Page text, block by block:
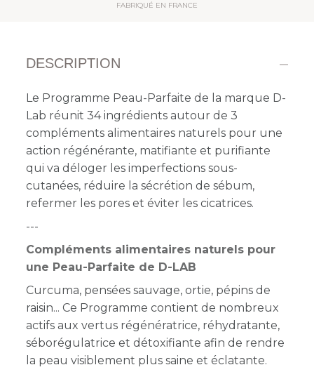
FABRIQUÉ EN FRANCE
DESCRIPTION
Le Programme Peau-Parfaite de la marque D-
Lab réunit 34 ingrédients autour de 3
compléments alimentaires naturels pour une
action régénérante, matifiante et purifiante
qui va déloger les imperfections sous-
cutanées, réduire la sécrétion de sébum,
refermer les pores et éviter les cicatrices.
---
Compléments alimentaires naturels pour
une Peau-Parfaite de D-LAB
Curcuma, pensées sauvage, ortie, pépins de
raisin... Ce Programme contient de nombreux
actifs aux vertus régénératrice, réhydratante,
séborégulatrice et détoxifiante afin de rendre
la peau visiblement plus saine et éclatante.